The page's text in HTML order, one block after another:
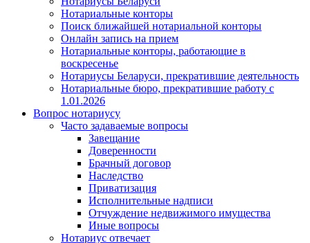
Нотариальные конторы
Поиск ближайшей нотариальной конторы
Онлайн запись на прием
Нотариальные конторы, работающие в
воскресенье
Нотариусы Беларуси, прекратившие деятельность
Нотариальные бюро, прекратившие работу с
1.01.2026
Вопрос нотариусу
Часто задаваемые вопросы
Завещание
Доверенности
Брачный договор
Наследство
Приватизация
Исполнительные надписи
Отчуждение недвижимого имущества
Иные вопросы
Нотариус отвечает